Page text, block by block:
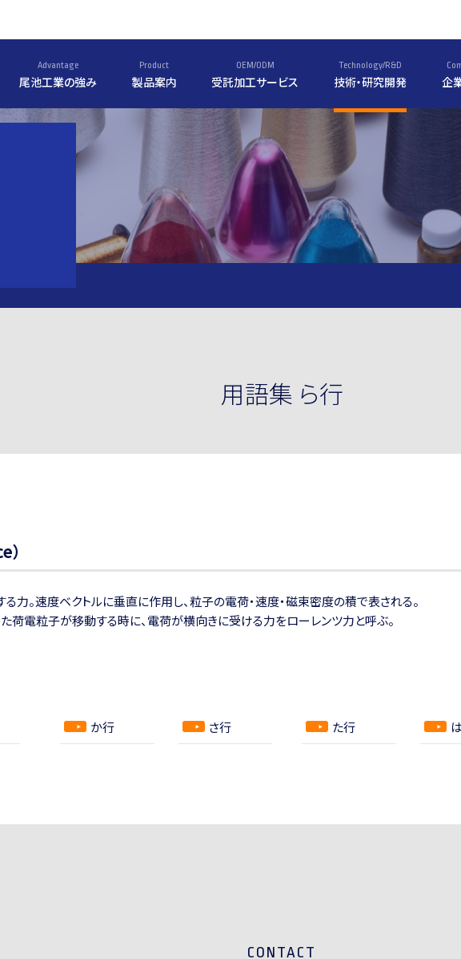
Advantage
尾池工業の強み
Product
製品案内
OEM/ODM
受託加工サービス
Technology/R&D
技術・研究開発 企
用語集 ら行
。速度ベクトルに垂直に作用し、粒子の電荷・速度・磁束密度の積で表される。
荷電粒子が移動する時に、電荷が横向きに受ける力をローレンツ力と呼ぶ。
か行 さ行 た行
CONTACT